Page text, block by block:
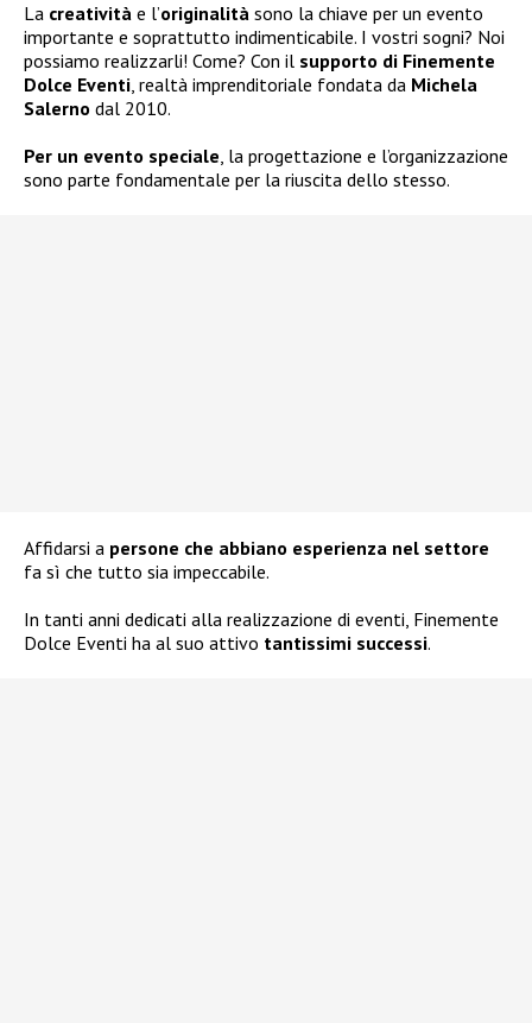
La creatività e l’originalità sono la chiave per un evento
importante e soprattutto indimenticabile. I vostri sogni? Noi
possiamo realizzarli! Come? Con il supporto di Finemente
Dolce Eventi, realtà imprenditoriale fondata da Michela
Salerno dal 2010.
Per un evento speciale, la progettazione e l’organizzazione
sono parte fondamentale per la riuscita dello stesso.
Affidarsi a persone che abbiano esperienza nel settore
fa sì che tutto sia impeccabile.
In tanti anni dedicati alla realizzazione di eventi, Finemente
Dolce Eventi ha al suo attivo tantissimi successi.